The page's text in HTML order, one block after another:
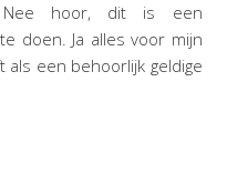
Nee hoor, dit is een
doen. Ja alles voor mijn
als een behoorlijk geldige